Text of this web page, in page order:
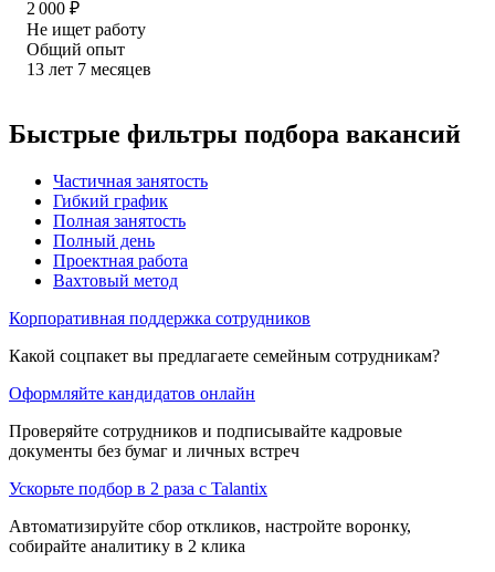
2 000 ₽
Не ищет работу
Общий опыт
13 лет 7 месяцев
Быстрые фильтры подбора вакансий
Частичная занятость
Гибкий график
Полная занятость
Полный день
Проектная работа
Вахтовый метод
Корпоративная поддержка сотрудников
Какой соцпакет вы предлагаете семейным сотрудникам?
Оформляйте кандидатов онлайн
Проверяйте сотрудников и подписывайте кадровые
документы без бумаг и личных встреч
Ускорьте подбор в 2 раза с Talantix
Автоматизируйте сбор откликов, настройте воронку,
собирайте аналитику в 2 клика